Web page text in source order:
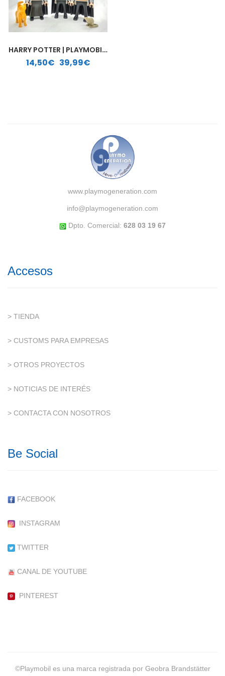
HARRY POTTER | PLAYMOBIL PERSONALIZADO
14,50€ 39,99€
Rango de precios: desde 14,50€ hasta 39,99€
www.playmogeneration.com
info@playmogeneration.com
Dpto. Comercial: 628 03 19 67
Accesos
> TIENDA
> CUSTOMS PARA EMPRESAS
> OTROS PROYECTOS
> NOTICIAS DE INTERÉS
> CONTACTA CON NOSOTROS
Be Social
FACEBOOK
INSTAGRAM
TWITTER
CANAL DE YOUTUBE
PINTEREST
©Playmobil es una marca registrada por Geobra Brandstätter